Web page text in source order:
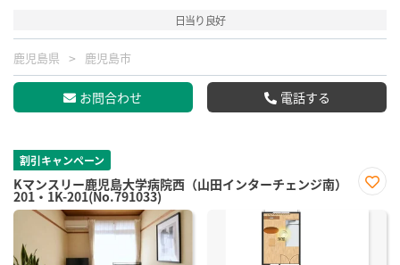
日当り良好
鹿児島県 鹿児島市
お問合わせ 電話する
割引キャンペーン
Kマンスリー鹿児島大学病院西（山田インターチェンジ南）
201・1K-201(No.791033)
に入